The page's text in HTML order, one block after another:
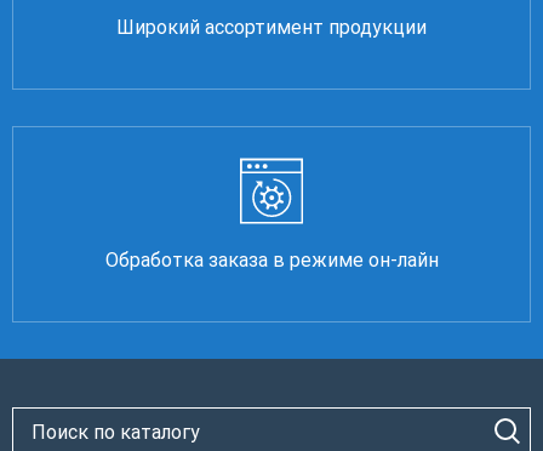
Широкий ассортимент продукции
Обработка заказа в режиме он-лайн